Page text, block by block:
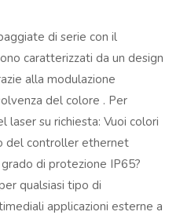
di serie con il
caratterizzati da un design
alla modulazione
del colore . Per
laser su richiesta: Vuoi colori
del controller ethernet
di protezione IP65?
qualsiasi tipo di
applicazioni esterne a